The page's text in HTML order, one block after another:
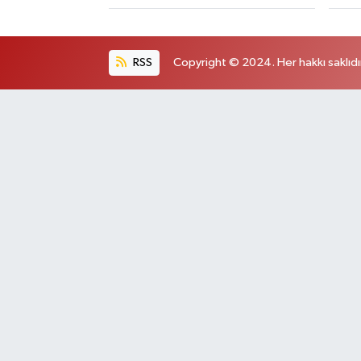
RSS Copyright © 2024. Her hakkı